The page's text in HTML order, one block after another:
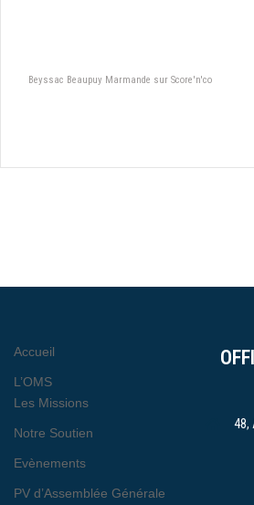
Beyssac Beaupuy Marmande sur Score'n'co
48,
Accueil
L’OMS
Les Missions
Notre Soutien
Evènements
PV d’Assemblée Générale